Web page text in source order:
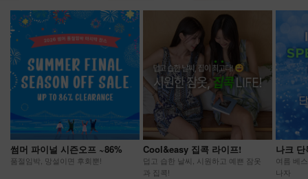
썸머 파이널 시즌오프 ~86%
품절임박, 망설이면 후회뿐!
Cool&easy 집콕 라이프!
덥고 습한 날씨, 시원하고 예쁜 잠옷
과 집콕!
나크
여름 베
나자